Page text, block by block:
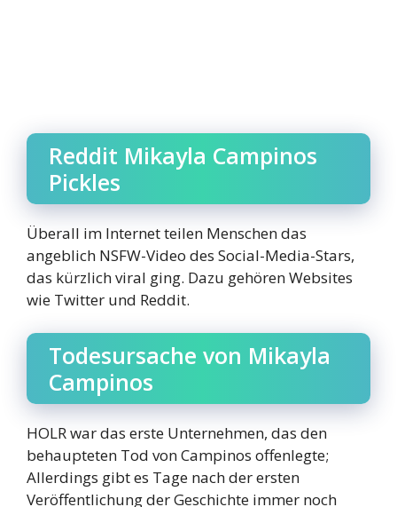
Reddit Mikayla Campinos
Pickles
Überall im Internet teilen Menschen das
angeblich NSFW-Video des Social-Media-Stars,
das kürzlich viral ging. Dazu gehören Websites
wie Twitter und Reddit.
Todesursache von Mikayla
Campinos
HOLR war das erste Unternehmen, das den
behaupteten Tod von Campinos offenlegte;
Allerdings gibt es Tage nach der ersten
Veröffentlichung der Geschichte immer noch